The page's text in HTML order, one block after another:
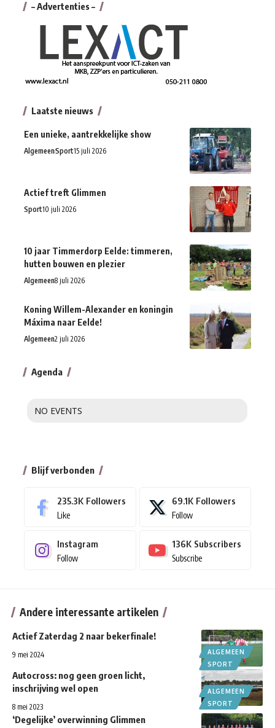
– Advertenties –
Laatste nieuws
Een unieke, aantrekkelijke show
AlgemeenSport15 juli 2026
Actief treft Glimmen
Sport10 juli 2026
10 jaar Timmerdorp Eelde: timmeren,
hutten bouwen en plezier
Algemeen8 juli 2026
Koning Willem-Alexander en koningin
Máxima naar Eelde!
Algemeen2 juli 2026
Agenda
NO EVENTS
Blijf verbonden
235.3K Followers
Like
69.1K Followers
Follow
Instagram
Follow
136K Subscribers
Subscribe
Andere interessante artikelen
ALGEMEEN
SPORT
Actief Zaterdag 2 naar bekerfinale!
9 mei 2024
ALGEMEEN
SPORT
Autocross: nog geen groen licht,
inschrijving wel open
8 mei 2023
‘Degelijke’ overwinning Glimmen